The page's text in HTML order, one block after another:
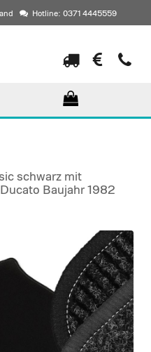
Hotline: 0371 4445559
schwarz mit
Baujahr 1982